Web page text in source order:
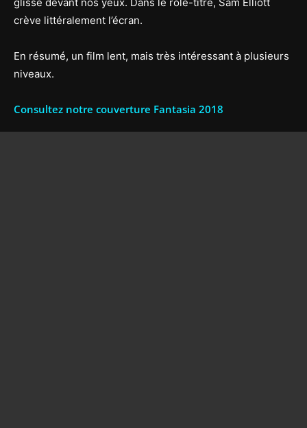
crève littéralement l’écran.
En résumé, un film lent, mais très intéressant à plusieurs
niveaux.
Consultez notre couverture Fantasia 2018